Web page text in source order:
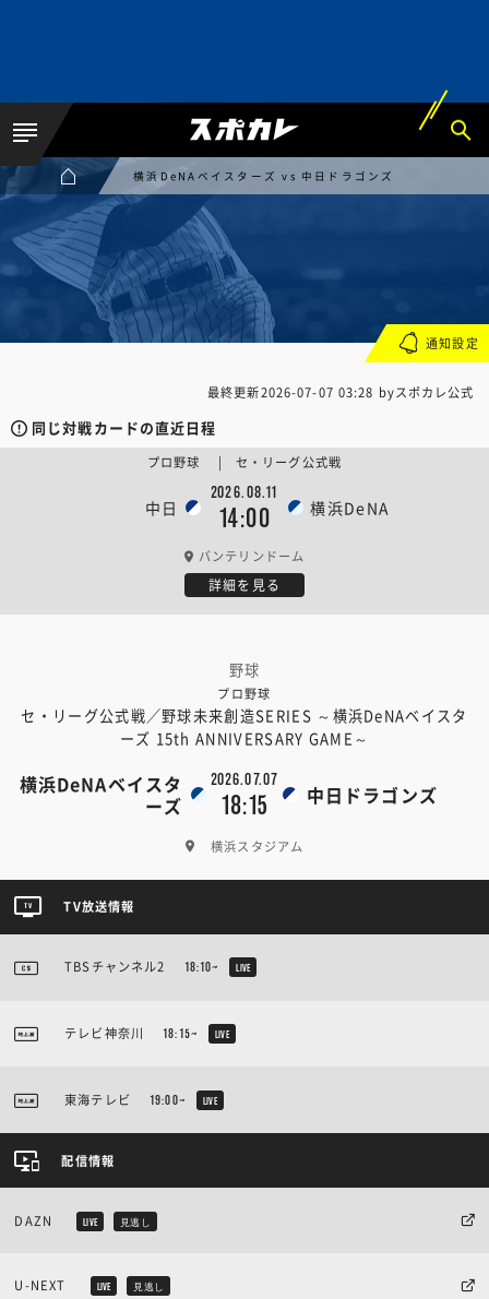
横浜DeNAベイスターズ vs 中日ドラゴンズ
最終更新2026-07-07 03:28 byスポカレ公式
同じ対戦カードの直近日程
中日
2026.08.11
14:00 横浜DeNA
プロ野球 | セ・リーグ公式戦
バンテリンドーム
詳細を見る
野球
プロ野球
セ・リーグ公式戦／野球未来創造SERIES ～横浜DeNAベイスタ
ーズ 15th ANNIVERSARY GAME～
横浜DeNAベイスタ
ーズ
2026.07.07
18:15 中日ドラゴンズ
横浜スタジアム
通知設定
TV放送情報
TBSチャンネル2 18:10~ LIVE
テレビ神奈川 18:15~ LIVE
東海テレビ 19:00~ LIVE
配信情報
DAZN LIVE 見逃し
U-NEXT LIVE 見逃し